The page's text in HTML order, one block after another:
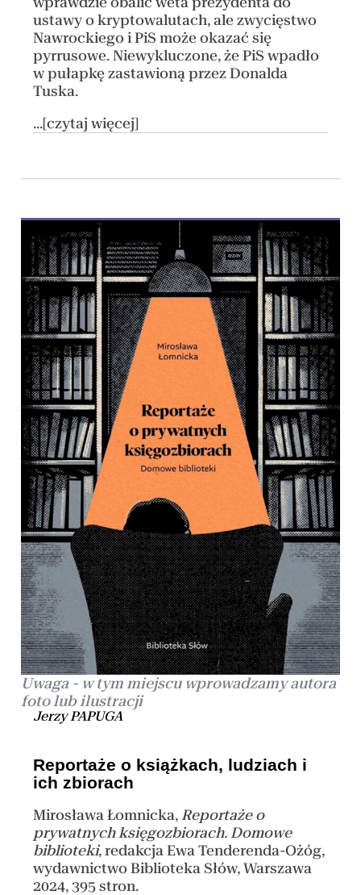
ustawy o kryptowalutach, ale zwycięstwo
Nawrockiego i PiS może okazać się
pyrrusowe. Niewykluczone, że PiS wpadło
w pułapkę zastawioną przez Donalda
Tuska.
...[czytaj więcej]
Uwaga - w tym miejscu wprowadzamy autora
foto lub ilustracji
Jerzy PAPUGA
Reportaże o książkach, ludziach i
ich zbiorach
Mirosława Łomnicka, Reportaże o
prywatnych księgozbiorach. Domowe
biblioteki, redakcja Ewa Tenderenda-Ożóg,
wydawnictwo Biblioteka Słów, Warszawa
2024, 395 stron.